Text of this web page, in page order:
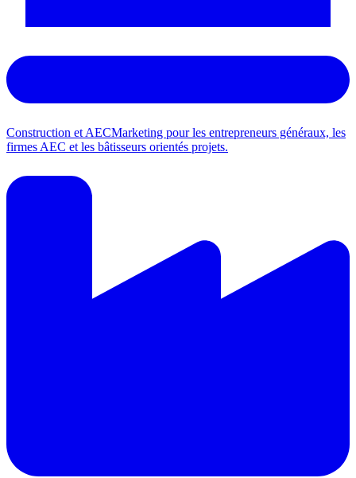
Construction et AECMarketing pour les entrepreneurs généraux, les
firmes AEC et les bâtisseurs orientés projets.